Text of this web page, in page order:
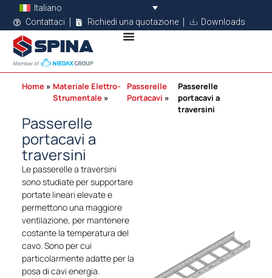
Italiano
Contattaci
Richiedi una quotazione Downloads
Home
Materiale Elettro-
Strumentale
Passerelle
Portacavi
Passerelle
portacavi a
traversini
Passerelle
portacavi a
traversini
Le passerelle a traversini
sono studiate per supportare
portate lineari elevate e
permettono una maggiore
ventilazione, per mantenere
costante la temperatura del
cavo. Sono per cui
particolarmente adatte per la
posa di cavi energia.